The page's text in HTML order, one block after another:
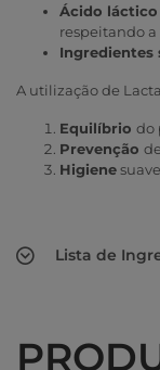
Ácido láctico
respeitando
Ingredientes
A utilização de
Equilíbrio do
Prevenção
Higiene
Lista de